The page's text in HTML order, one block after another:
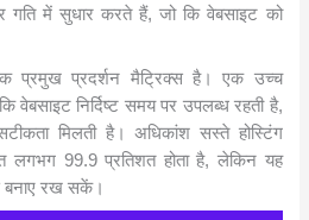
गति में सुधार करते हैं, जो कि वेबसाइट को
एक प्रमुख प्रदर्शन मैट्रिक्स है। एक उच्च
वेबसाइट निर्दिष्ट समय पर उपलब्ध रहती है,
मिलती है। अधिकांश सस्ते होस्टिंग
लगभग 99.9 प्रतिशत होता है, लेकिन यह
बनाए रख सकें।